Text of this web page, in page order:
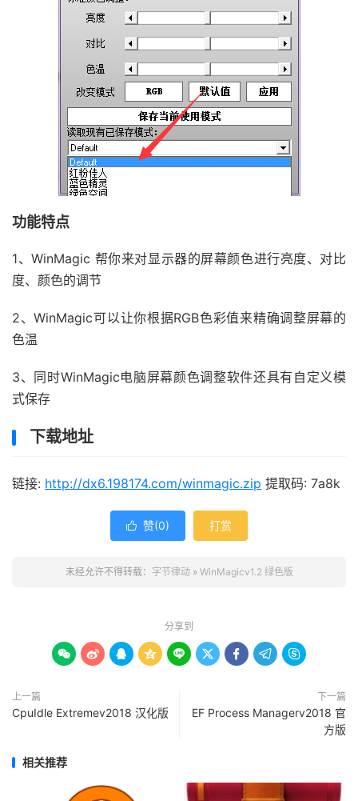
功能特点
1、WinMagic 帮你来对显示器的屏幕颜色进行亮度、对比
度、颜色的调节
2、WinMagic可以让你根据RGB色彩值来精确调整屏幕的
色温
3、同时WinMagic电脑屏幕颜色调整软件还具有自定义模
式保存
下载地址
链接: http://dx6.198174.com/winmagic.zip 提取码: 7a8k
 赞(0) 打赏
未经允许不得转载： 字节律动» WinMagicv1.2 绿色版
分享到
        
上一篇
CpuIdle Extremev2018 汉化版
下一篇
EF Process Managerv2018 官
方版
相关推荐